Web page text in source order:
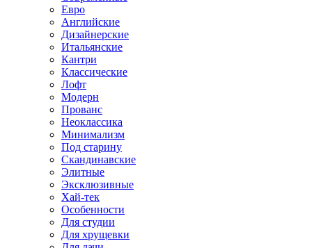
Евро
Английские
Дизайнерские
Итальянские
Кантри
Классические
Лофт
Модерн
Прованс
Неоклассика
Минимализм
Под старину
Скандинавские
Элитные
Эксклюзивные
Хай-тек
Особенности
Для студии
Для хрущевки